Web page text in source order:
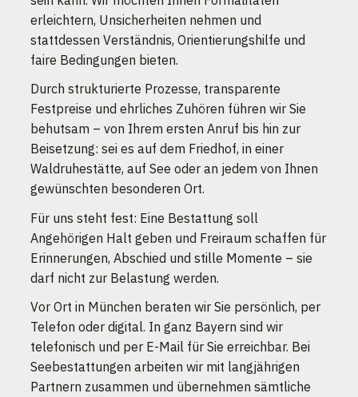
erleichtern, Unsicherheiten nehmen und
stattdessen Verständnis, Orientierungshilfe und
faire Bedingungen bieten.
Durch strukturierte Prozesse, transparente
Festpreise und ehrliches Zuhören führen wir Sie
behutsam – von Ihrem ersten Anruf bis hin zur
Beisetzung: sei es auf dem Friedhof, in einer
Waldruhestätte, auf See oder an jedem von Ihnen
gewünschten besonderen Ort.
Für uns steht fest: Eine Bestattung soll
Angehörigen Halt geben und Freiraum schaffen für
Erinnerungen, Abschied und stille Momente – sie
darf nicht zur Belastung werden.
Vor Ort in München beraten wir Sie persönlich, per
Telefon oder digital. In ganz Bayern sind wir
telefonisch und per E-Mail für Sie erreichbar. Bei
Seebestattungen arbeiten wir mit langjährigen
Partnern zusammen und übernehmen sämtliche